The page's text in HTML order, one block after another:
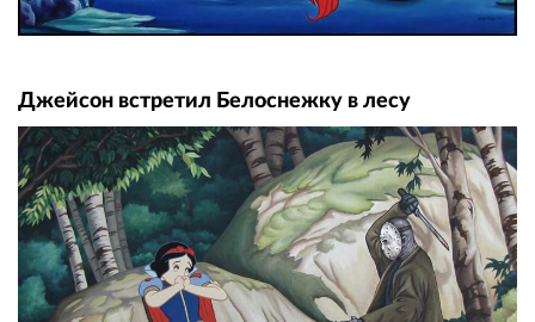
Джейсон встретил Белоснежку в лесу